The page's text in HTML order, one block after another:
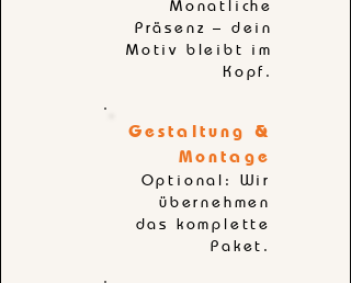
Monatliche
Präsenz – dein
Motiv bleibt im
Kopf.
Gestaltung &
Montage
Optional: Wir
übernehmen
das komplette
Paket.